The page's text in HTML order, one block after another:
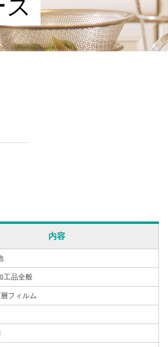
ズ
内容
工品全般
フィルム